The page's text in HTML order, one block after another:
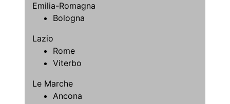
Emilia-Romagna
Bologna
Lazio
Rome
Viterbo
Le Marche
Ancona